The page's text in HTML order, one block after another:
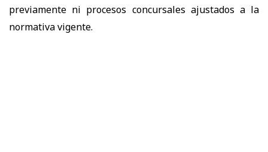
previamente ni procesos concursales ajustados a la
normativa vigente.